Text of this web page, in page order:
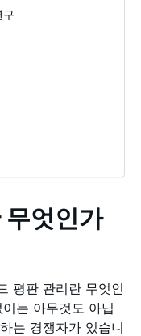
구
무엇인가
평판 관리란 무엇인
는 아무것도 아닙
는 경쟁자가 있습니